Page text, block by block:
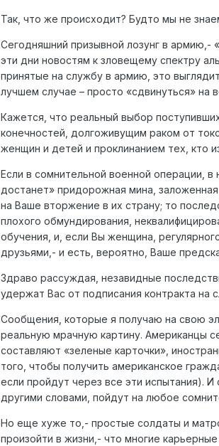
Так, что же происходит? Будто мы не
Сегодняшний призывной лозунг в
эти дни новостям к зловещему спектру
принятые на службу в армию, это
лучшем случае – просто «сдвинуться» на
Кажется, что реальный выбор
конечностей, долгоживущим раком от
женщин и детей и проклинанием тех, кто
Если в сомнительной военной операции,
достанет» придорожная мина,
на Ваше вторжение в их страну; то
плохого обмундирования,
обучения, и, если Вы женщина,
друзьями,- и есть, вероятно, Ваше
Здраво рассуждая, незавидные
удержат Вас от подписания контракта на
Сообщения, которые я получаю на свою
реальную мрачную картину. Американцы
составляют «зеленые карточки»,
того, чтобы получить американское
если пройдут через все эти испытания).
другими словами, пойдут на любое
Но еще хуже то,- простые солдаты и
произойти в жизни,- что многие